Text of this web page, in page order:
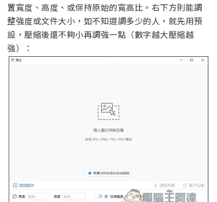
置寬度、高度、或保持原始的寬高比。右下方則能調
整強度或文件大小，如不知道調多少的人，就先用預
設，壓縮後還不夠小再調強一點（數字越大壓縮越
強）：